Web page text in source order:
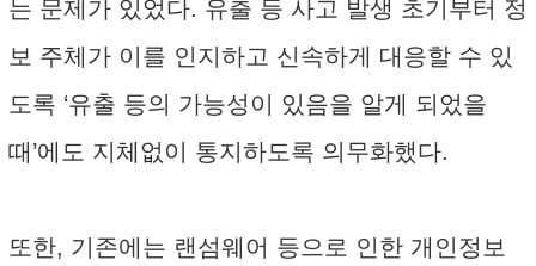
는 문제가 있었다. 유출 등 사고 발생 초기부터 정
보 주체가 이를 인지하고 신속하게 대응할 수 있
도록 ‘유출 등의 가능성이 있음을 알게 되었을
때’에도 지체없이 통지하도록 의무화했다.
또한, 기존에는 랜섬웨어 등으로 인한 개인정보